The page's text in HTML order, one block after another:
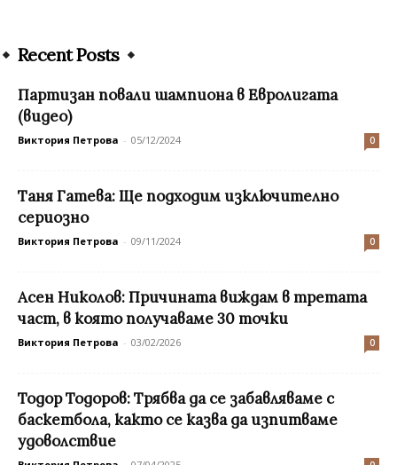
Recent Posts
Партизан повали шампиона в Евролигата
(видео)
Виктория Петрова - 05/12/2024 0
Таня Гатева: Ще подходим изключително
сериозно
Виктория Петрова - 09/11/2024 0
Асен Николов: Причината виждам в третата
част, в която получаваме 30 точки
Виктория Петрова - 03/02/2026 0
Тодор Тодоров: Tрябва да се забавляваме с
баскетбола, както се казва да изпитваме
удоволствие